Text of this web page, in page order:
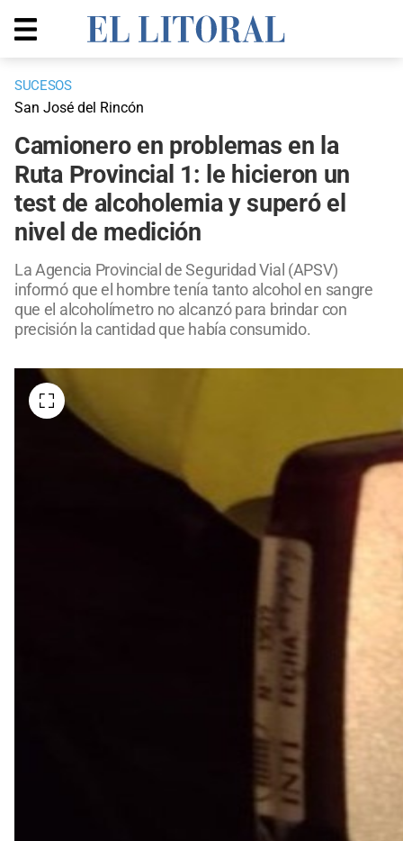
SUCESOS
San José del Rincón
Camionero en problemas en la
Ruta Provincial 1: le hicieron un
test de alcoholemia y superó el
nivel de medición
La Agencia Provincial de Seguridad Vial (APSV)
informó que el hombre tenía tanto alcohol en sangre
que el alcoholímetro no alcanzó para brindar con
precisión la cantidad que había consumido.